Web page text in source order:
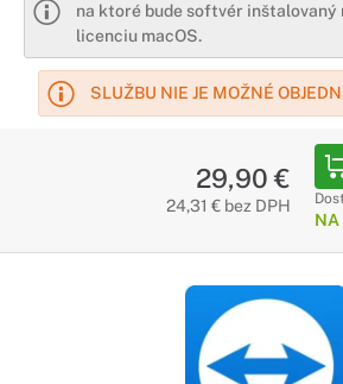
na ktoré bude softvér inštalovaný
licenciu macOS.
SLUŽBU NIE JE MOŽNÉ
29,90 €
24,31 € bez DPH
NA